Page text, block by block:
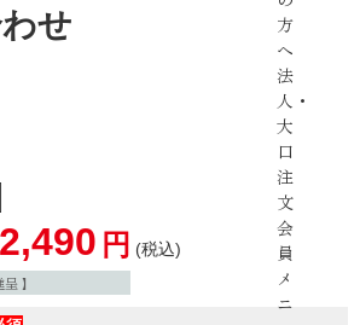
方
へ
法
人・
大
口
注
文
会
員
メ
ニ
せ
2,490
税込
】